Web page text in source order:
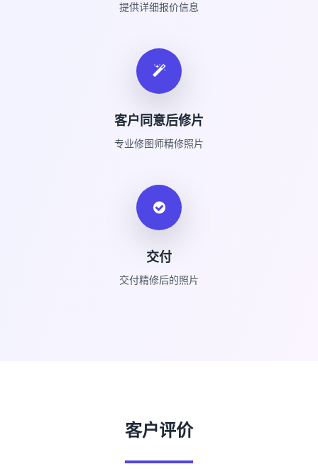
提供详细报价信息
客户同意后修片
专业修图师精修照片
交付
交付精修后的照片
客户评价